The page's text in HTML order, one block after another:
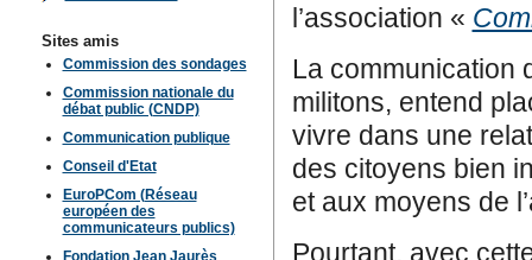
l’association «
La communication
militons, entend
vivre dans une
des citoyens bien
et aux moyens de
Pourtant, avec
Sites amis
Commission des sondages
Commission nationale du
débat public (CNDP)
Communication publique
Conseil d'Etat
EuroPCom (Réseau
européen des
communicateurs publics)
Fondation Jean Jaurès